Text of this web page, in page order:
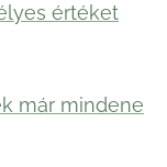
értéket
már mindene